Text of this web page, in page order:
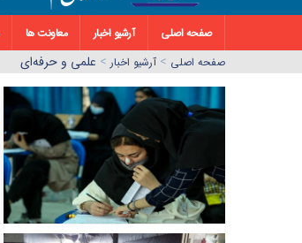
صفحه اصلی آرشیو اخبار معاونت ها
صفحه اصلي > آرشیو اخبار > علمی و حرفه‌ای